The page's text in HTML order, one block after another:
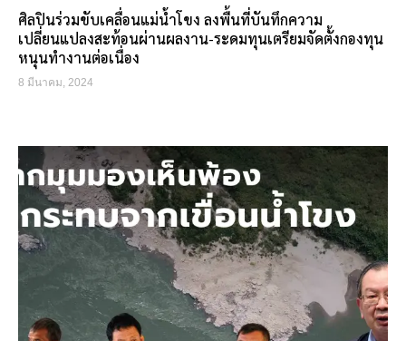
ศิลปินร่วมขับเคลื่อนแม่น้ำโขง ลงพื้นที่บันทึกความ
เปลี่ยนแปลงสะท้อนผ่านผลงาน-ระดมทุนเตรียมจัดตั้งกองทุน
หนุนทำงานต่อเนื่อง
8 มีนาคม, 2024